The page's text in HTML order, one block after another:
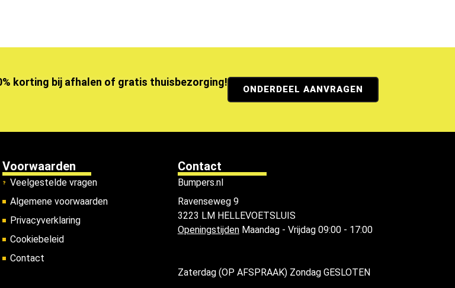
korting bij afhalen of gratis thuisbezorging!
ONDERDEEL AANVRAGEN
Voorwaarden
Veelgestelde vragen
Algemene voorwaarden
Privacyverklaring
Cookiebeleid
Contact
Contact
Bumpers.nl
Ravenseweg 9
3223 LM HELLEVOETSLUIS
OpeningstijdenMaandag - Vrijdag 09:00 - 17:00
Zaterdag (OP AFSPRAAK) Zondag GESLOTEN